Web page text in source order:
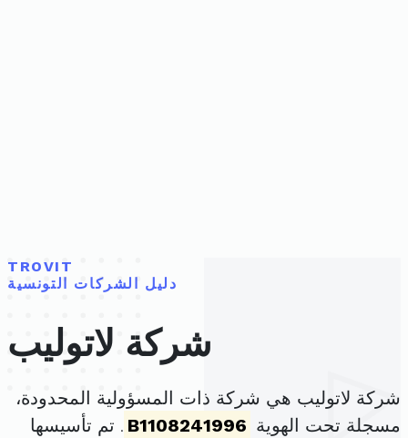
TROVIT
دليل الشركات التونسية
شركة لاتوليب
شركة لاتوليب هي شركة ذات المسؤولية المحدودة،
مسجلة تحت الهوية B1108241996 . تم تأسيسها